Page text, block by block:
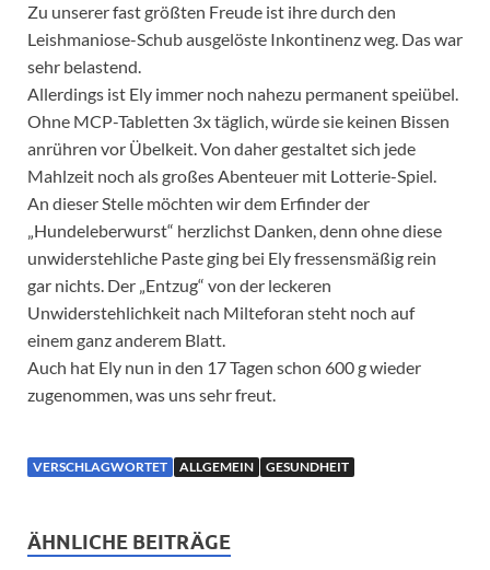
Zu unserer fast größten Freude ist ihre durch den
Leishmaniose-Schub ausgelöste Inkontinenz weg. Das war
sehr belastend.
Allerdings ist Ely immer noch nahezu permanent speiübel.
Ohne MCP-Tabletten 3x täglich, würde sie keinen Bissen
anrühren vor Übelkeit. Von daher gestaltet sich jede
Mahlzeit noch als großes Abenteuer mit Lotterie-Spiel.
An dieser Stelle möchten wir dem Erfinder der
„Hundeleberwurst“ herzlichst Danken, denn ohne diese
unwiderstehliche Paste ging bei Ely fressensmäßig rein
gar nichts. Der „Entzug“ von der leckeren
Unwiderstehlichkeit nach Milteforan steht noch auf
einem ganz anderem Blatt.
Auch hat Ely nun in den 17 Tagen schon 600 g wieder
zugenommen, was uns sehr freut.
VERSCHLAGWORTET ALLGEMEIN GESUNDHEIT
ÄHNLICHE BEITRÄGE